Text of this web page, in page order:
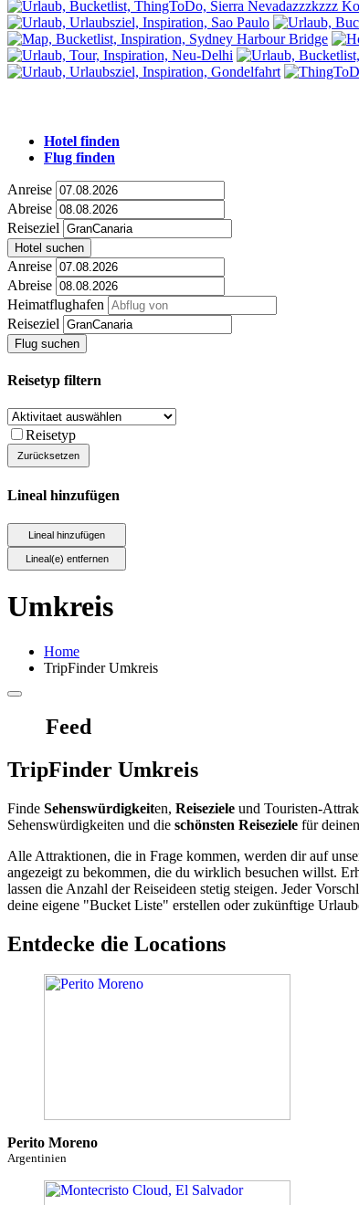
Hotel finden
Flug finden
Anreise
Abreise
Reiseziel
Hotel suchen
Anreise
Abreise
Heimatflughafen
Reiseziel
Flug suchen
Reisetyp filtern
Reisetyp
Lineal hinzufügen
Umkreis
Home
TripFinder Umkreis
Feed
TripFinder Umkreis
Finde Sehenswürdigkeiten, Reiseziele und Touristen-
Sehenswürdigkeiten und die schönsten Reiseziele für
Alle Attraktionen, die in Frage kommen, werden dir auf
angezeigt zu bekommen, die du wirklich besuchen willst.
lassen die Anzahl der Reiseideen stetig steigen. Jeder
deine eigene "Bucket Liste" erstellen oder zukünftige
Entdecke die Locations
Perito Moreno
Argentinien